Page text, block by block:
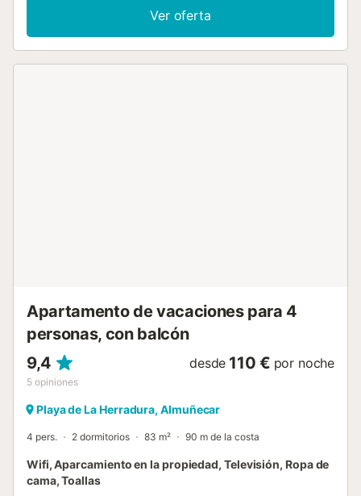
disfrutar de vistas panorámicas de 360 grados a las
montañas y la bahía, además de contar con un balcón
privado. Ubicado en primera línea de playa, tendréis
Ver oferta
Apartamento de vacaciones para 4
personas, con balcón
9,4
5 opiniones
desde 110 € por noche
Playa de La Herradura, Almuñecar
4 pers. 2 dormitorios 83 m² 90 m de la costa
Wifi, Aparcamiento en la propiedad, Televisión, Ropa de
cama, Toallas